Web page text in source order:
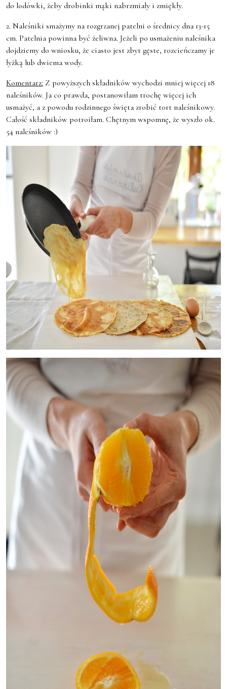
do lodówki, żeby drobinki mąki nabrzmiały i zmiękły.
2. Naleśniki smażymy na rozgrzanej patelni o średnicy dna 13-15
cm. Patelnia powinna być żeliwna. Jeżeli po usmażeniu naleśnika
dojdziemy do wniosku, że ciasto jest zbyt gęste, rozcieńczamy je
łyżką lub dwiema wody.
Komentarz: Z powyższych składników wychodzi mniej więcej 18
naleśników. Ja co prawda, postanowiłam trochę więcej ich
usmażyć, a z powodu rodzinnego święta zrobić tort naleśnikowy.
Całość składników potroiłam. Chętnym wspomnę, że wyszło ok.
54 naleśników :)